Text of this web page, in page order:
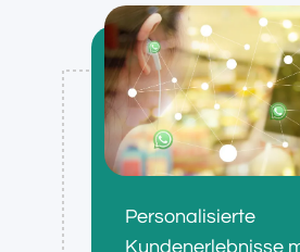
Personalisierte
Kundenerlebnisse